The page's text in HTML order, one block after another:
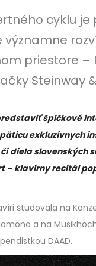
cyklu
priestore –
Steinway
špičkové
exkluzívnych
diela slovenských
– klavírny recitál
študovala na
a na
DAAD.